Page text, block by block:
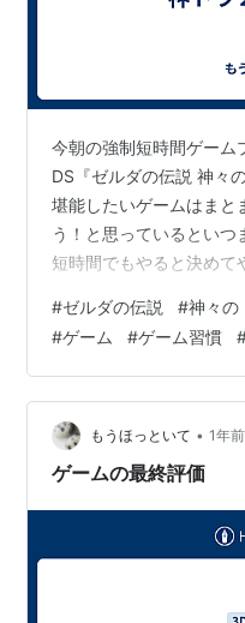
今朝の強制短時間ゲーム
DS『ゼルダの伝説 神々
堪能したいゲームはまと
う！と思っているといつ
短時間でもやると決めて
ものを投稿するのがこの
けど言わずとしれたゼル
された神々のトライフォ
イフォースは未プレイ。
時のオカリナ、ムジュラ
ォ、風のタクト、夢幻の
#ゼルダの伝説 #神々の
#ゲーム #ゲーム習慣
もうほっといて • 1年前
ゲームの最終評価